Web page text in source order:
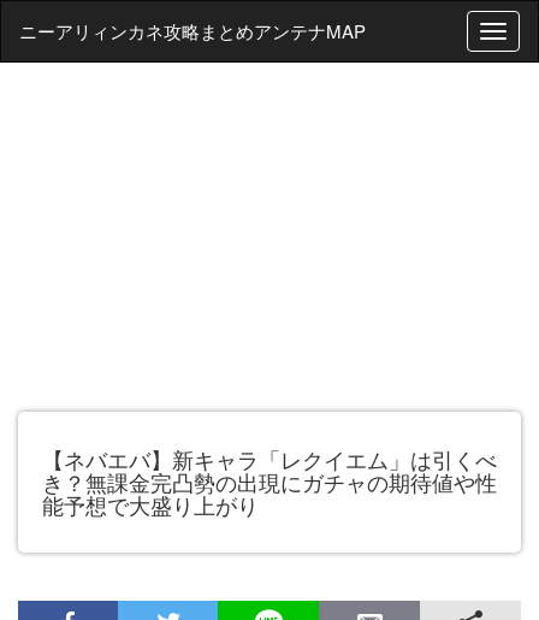
T
o
ニーアリィンカネ攻略まとめアンテナMAP
【ネバエバ】新キャラ「レクイエム」は引くべ
き？無課金完凸勢の出現にガチャの期待値や性
能予想で大盛り上がり